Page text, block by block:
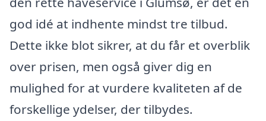
god idé at indhente mindst tre tilbud.
Dette ikke blot sikrer, at du får et overblik
over prisen, men også giver dig en
mulighed for at vurdere kvaliteten af de
forskellige ydelser, der tilbydes.